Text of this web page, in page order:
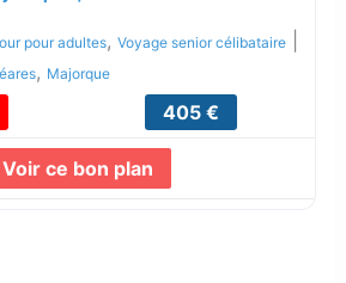
pour adultes, Voyage senior célibataire|
, Majorque
405 €
Voir ce bon plan
Lire la suite...